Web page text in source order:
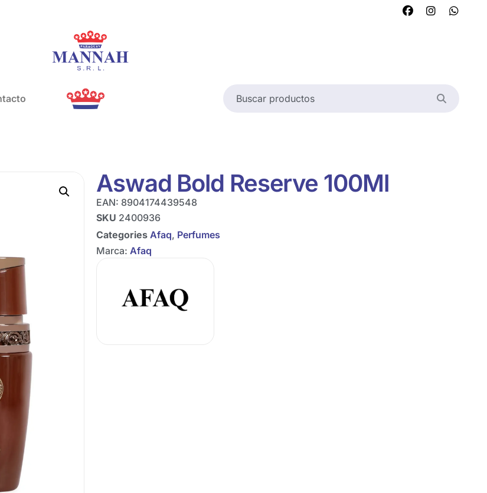
Aswad Bold Reserve 100Ml
EAN: 8904174439548
SKU 2400936
Categories Afaq, Perfumes
Marca: Afaq